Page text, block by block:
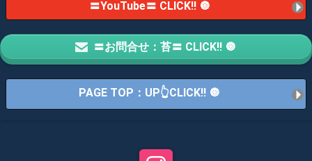
〓YouTube〓 CLICK!! 🔘
〓お問合せ：苔〓 CLICK!! 🔘
PAGE TOP：UP👆CLICK!! 🔘